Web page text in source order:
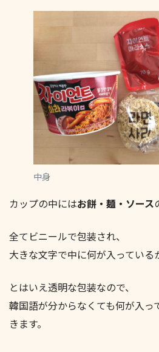
中身
カップの中にはお餅・麺・ソース
全てビニールで包装され、
大きな文字で中に何が入っている
とはいえ透明な包装なので、
韓国語が分からなくても何が入っ
きます。